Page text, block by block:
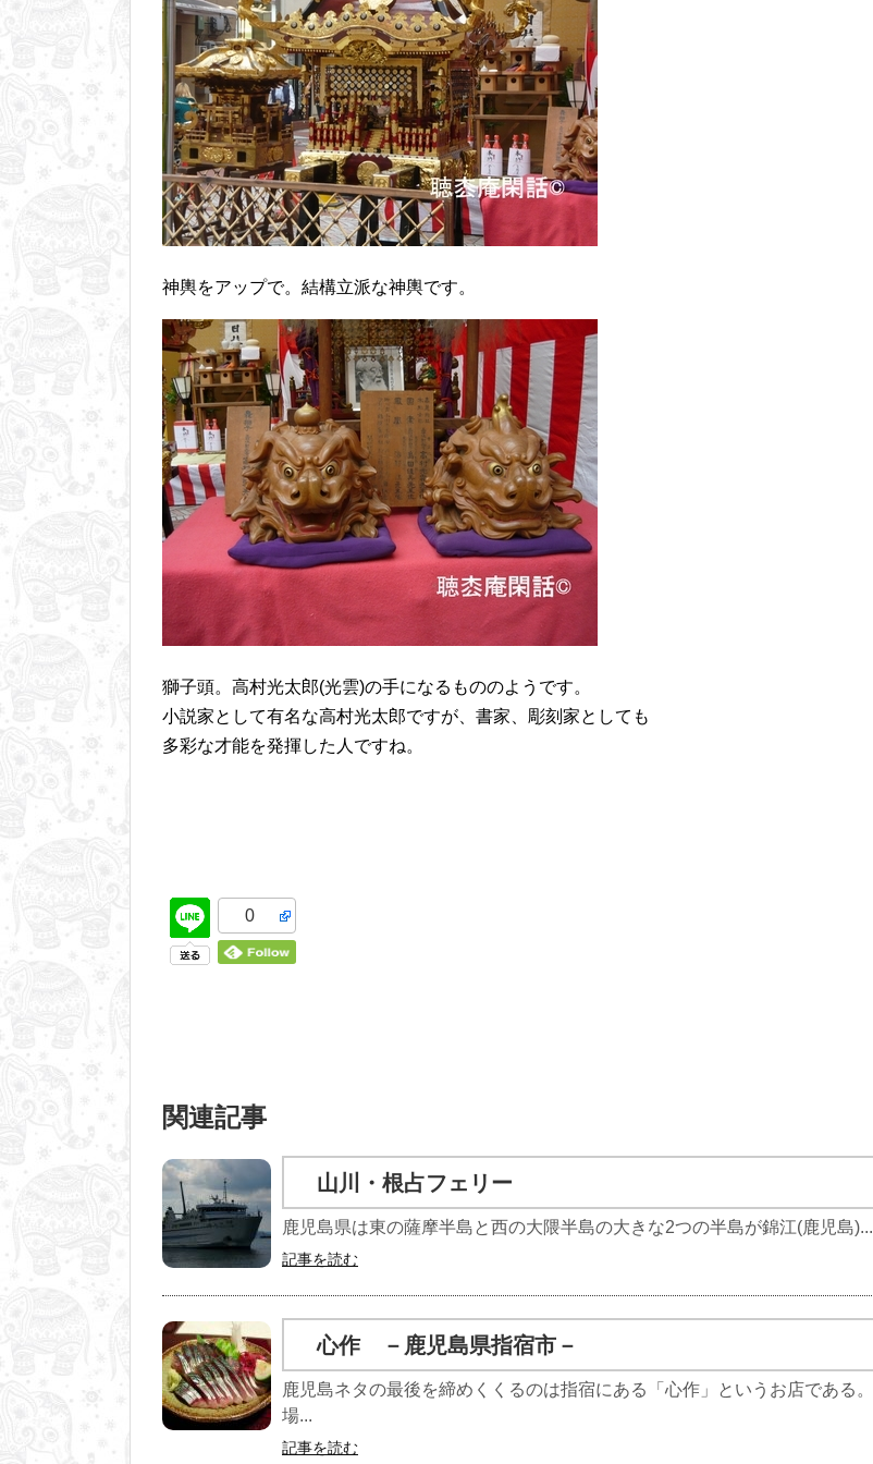
神輿をアップで。結構立派な神輿です。
獅子頭。高村光太郎(光雲)の手になるもののようです。
小説家として有名な高村光太郎ですが、書家、彫刻家としても
多彩な才能を発揮した人ですね。
0
関連記事
山川・根占フェリー
鹿児島県は東の薩摩半島と西の大隈半島の大きな2つの半島が錦江(鹿児島)...
記事を読む
心作 －鹿児島県指宿市－
鹿児島ネタの最後を締めくくるのは指宿にある「心作」というお店である。
場...
記事を読む